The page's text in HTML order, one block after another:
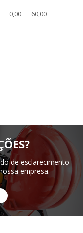
0,00 60,00
de esclarecimento
empresa.